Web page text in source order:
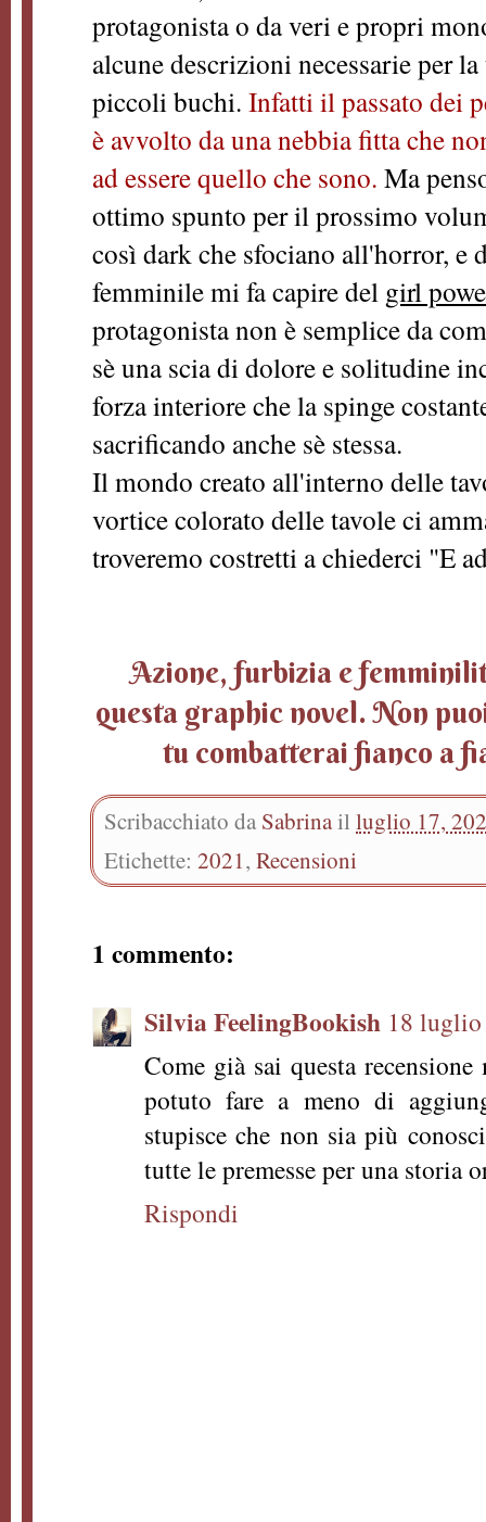
protagonista o da veri e propri
alcune descrizioni necessarie per
piccoli buchi. Infatti il passato dei
è avvolto da una nebbia fitta che
ad essere quello che sono. Ma
ottimo spunto per il prossimo
così dark che sfociano all'horror, e
femminile mi fa capire del girl
protagonista non è semplice da
sè una scia di dolore e solitudine
forza interiore che la spinge
sacrificando anche sè stessa.
Il mondo creato all'interno delle
vortice colorato delle tavole ci
troveremo costretti a chiederci "E
Azione, furbizia e
questa graphic novel. Non
tu combatterai fianco a
Scribacchiato da Sabrinail luglio 17,
Etichette: 2021, Recensioni
1 commento:
Silvia FeelingBookish 18
Come già sai questa
potuto fare a meno di
stupisce che non sia più
tutte le premesse per una storia
Rispondi